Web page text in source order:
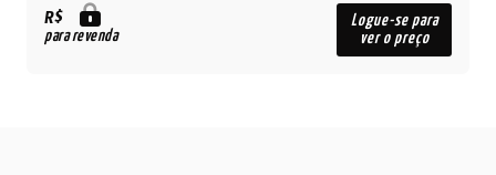
R$
para revenda
Logue-se para
ver o preço